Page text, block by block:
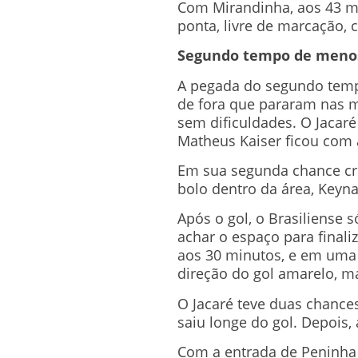
Com Mirandinha, aos 43
ponta, livre de marcação,
Segundo tempo de
A pegada do segundo
de fora que pararam nas
sem dificuldades. O
Matheus Kaiser ficou com
Em sua segunda chance
bolo dentro da área,
Após o gol, o Brasiliense
achar o espaço para
aos 30 minutos, e em
direção do gol amarelo,
O Jacaré teve duas
saiu longe do gol. Depois,
Com a entrada de